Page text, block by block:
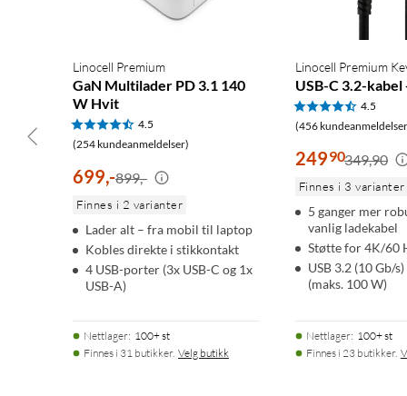
Linocell Premium
GaN Multilader PD 3.1 140
W Hvit
4.5
(254 kundeanmeldelser)
699,-899,-
Finnes i 2 varianter
Lader alt – fra mobil til laptop
Kobles direkte i stikkontakt
4 USB-porter (3x USB-C og 1x
USB-A)
Nettlager: 100+ st
Finnes i 31 butikker. Velg butikk
Linocell Premium
USB-C 3.2-kabel
4.5
(456
24990349,90
Finnes i 3 varianter
5 ganger mer
vanlig ladekabel
Støtte for 4K/60
USB 3.2 (10 Gb/
(maks. 100 W)
Nettlager: 100+ st
Finnes i 23 butikker.